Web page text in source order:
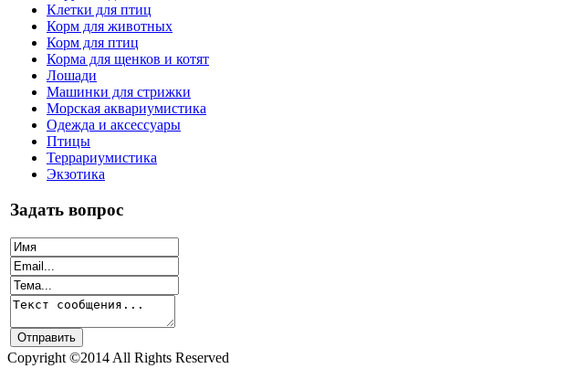
Клетки для птиц
Корм для животных
Корм для птиц
Корма для щенков и котят
Лошади
Машинки для стрижки
Морская аквариумистика
Одежда и аксессуары
Птицы
Террариумистика
Экзотика
Задать вопрос
Copyright ©2014 All Rights Reserved